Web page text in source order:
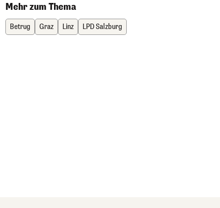
Mehr zum Thema
Betrug Graz Linz LPD Salzburg